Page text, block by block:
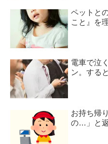
ペットと
こと』を
電車で泣
ン。する
お持ち帰
の…」と